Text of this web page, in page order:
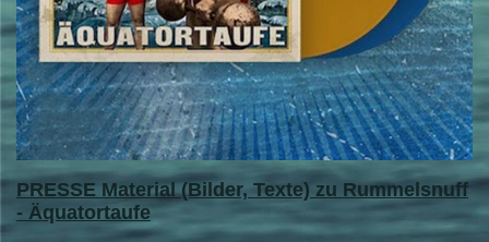
PRESSE Material (Bilder, Texte) zu Rummelsnuff
- Äquatortaufe